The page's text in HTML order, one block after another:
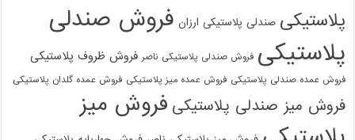
پلاستیکی صندلی پلاستیکی ارزان فروش صندلی
پلاستیکی فروش صندلی پلاستیکی ناصر فروش ظروف پلاستیکی
فروش عمده صندلی پلاستیکی فروش عمده میز پلاستیکی فروش عمده گلدان پلاستیکی
فروش میز صندلی پلاستیکی فروش میز